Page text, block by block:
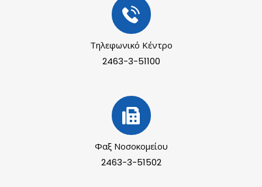
Τηλεφωνικό Κέντρο
2463-3-51100
Φαξ Νοσοκομείου
2463-3-51502